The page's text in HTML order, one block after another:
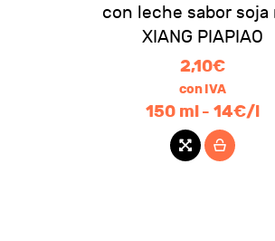
con leche sabor soja
XIANG PIAPIAO
2,10€
con IVA
150 ml - 14€/l